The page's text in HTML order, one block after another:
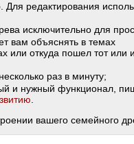
редактирования
исключительно для
вам объяснять в темах
или откуда пошел тот или
раз в минуту;
и нужный функционал,
вашего семейного